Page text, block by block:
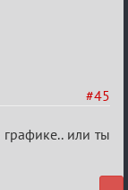
#45
или ты